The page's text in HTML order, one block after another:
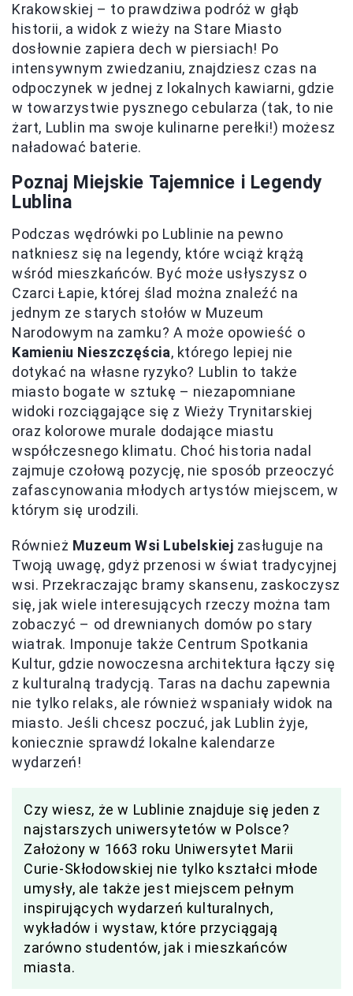
Krakowskiej – to prawdziwa podróż w głąb
historii, a widok z wieży na Stare Miasto
dosłownie zapiera dech w piersiach! Po
intensywnym zwiedzaniu, znajdziesz czas na
odpoczynek w jednej z lokalnych kawiarni, gdzie
w towarzystwie pysznego cebularza (tak, to nie
żart, Lublin ma swoje kulinarne perełki!) możesz
naładować baterie.
Poznaj Miejskie Tajemnice i Legendy
Lublina
Podczas wędrówki po Lublinie na pewno
natkniesz się na legendy, które wciąż krążą
wśród mieszkańców. Być może usłyszysz o
Czarci Łapie, której ślad można znaleźć na
jednym ze starych stołów w Muzeum
Narodowym na zamku? A może opowieść o
Kamieniu Nieszczęścia, którego lepiej nie
dotykać na własne ryzyko? Lublin to także
miasto bogate w sztukę – niezapomniane
widoki rozciągające się z Wieży Trynitarskiej
oraz kolorowe murale dodające miastu
współczesnego klimatu. Choć historia nadal
zajmuje czołową pozycję, nie sposób przeoczyć
zafascynowania młodych artystów miejscem, w
którym się urodzili.
Również Muzeum Wsi Lubelskiej zasługuje na
Twoją uwagę, gdyż przenosi w świat tradycyjnej
wsi. Przekraczając bramy skansenu, zaskoczysz
się, jak wiele interesujących rzeczy można tam
zobaczyć – od drewnianych domów po stary
wiatrak. Imponuje także Centrum Spotkania
Kultur, gdzie nowoczesna architektura łączy się
z kulturalną tradycją. Taras na dachu zapewnia
nie tylko relaks, ale również wspaniały widok na
miasto. Jeśli chcesz poczuć, jak Lublin żyje,
koniecznie sprawdź lokalne kalendarze
wydarzeń!
Czy wiesz, że w Lublinie znajduje się jeden z
najstarszych uniwersytetów w Polsce?
Założony w 1663 roku Uniwersytet Marii
Curie-Skłodowskiej nie tylko kształci młode
umysły, ale także jest miejscem pełnym
inspirujących wydarzeń kulturalnych,
wykładów i wystaw, które przyciągają
zarówno studentów, jak i mieszkańców
miasta.